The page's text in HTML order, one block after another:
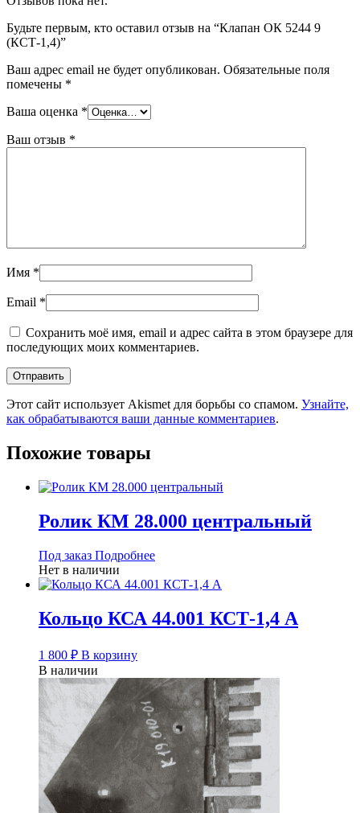
Будьте первым, кто оставил отзыв на “Клапан ОК 5244 9
(КСТ-1,4)”
Ваш адрес email не будет опубликован. Обязательные поля
помечены *
Ваша оценка *
Ваш отзыв *
Имя *
Email *
Сохранить моё имя, email и адрес сайта в этом браузере для
последующих моих комментариев.
Этот сайт использует Akismet для борьбы со спамом. Узнайте,
как обрабатываются ваши данные комментариев.
Похожие товары
Ролик КМ 28.000 центральный
Под заказ Подробнее
Нет в наличии
Кольцо КСА 44.001 КСТ-1,4 А
1 800 ₽ В корзину
В наличии